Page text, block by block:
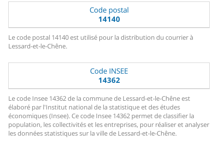
Code postal
14140
Le code postal 14140 est utilisé pour la distribution du courrier à
Lessard-et-le-Chêne.
Code INSEE
14362
Le code Insee 14362 de la commune de Lessard-et-le-Chêne est
élaboré par l'Institut national de la statistique et des études
économiques (Insee). Ce code Insee 14362 permet de classifier la
population, les collectivités et les entreprises, pour réaliser et analyser
les données statistiques sur la ville de Lessard-et-le-Chêne.